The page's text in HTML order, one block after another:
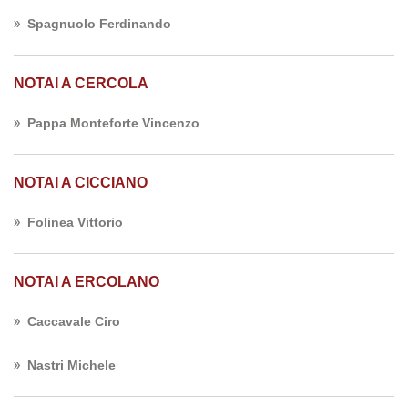
Spagnuolo Ferdinando
NOTAI A CERCOLA
Pappa Monteforte Vincenzo
NOTAI A CICCIANO
Folinea Vittorio
NOTAI A ERCOLANO
Caccavale Ciro
Nastri Michele